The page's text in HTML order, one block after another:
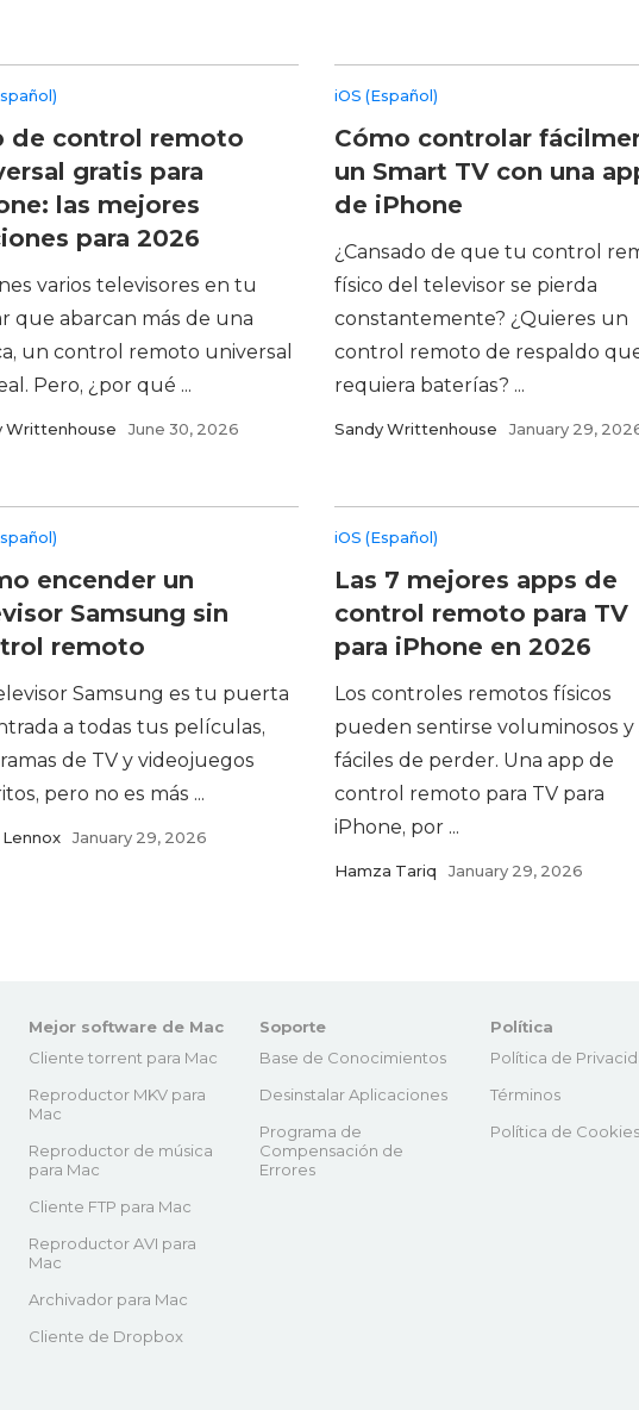
de control remoto
gratis para
las mejores
para 2026
varios televisores en tu
que abarcan más de una
un control remoto universal
Pero, ¿por qué ...
Writtenhouse June 30, 2026
iOS (Español)
Cómo controlar
un Smart TV con una
de iPhone
¿Cansado de que tu control
físico del televisor se pierda
constantemente? ¿Quieres un
control remoto de respaldo
requiera baterías? ...
Sandy Writtenhouse January 29,
encender un
Samsung sin
remoto
Samsung es tu puerta
a todas tus películas,
de TV y videojuegos
pero no es más ...
January 29, 2026
iOS (Español)
Las 7 mejores apps de
control remoto para TV
para iPhone en 2026
Los controles remotos físicos
pueden sentirse voluminosos y
fáciles de perder. Una app de
control remoto para TV para
iPhone, por ...
Hamza Tariq January 29, 2026
Mejor software de Mac
Cliente torrent para Mac
Reproductor MKV para
Mac
Reproductor de música
para Mac
Cliente FTP para Mac
Reproductor AVI para
Mac
Archivador para Mac
Cliente de Dropbox
Soporte
Base de Conocimientos
Desinstalar Aplicaciones
Programa de
Compensación de
Errores
Política
Política de
Términos
Política de Cookies